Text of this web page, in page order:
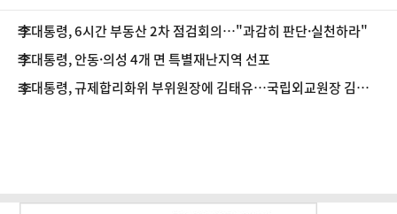
李대통령, 6시간 부동산 2차 점검회의…"과감히 판단·실천하라"
李대통령, 안동·의성 4개 면 특별재난지역 선포
李대통령, 규제합리화위 부위원장에 김태유…국립외교원장 김흥